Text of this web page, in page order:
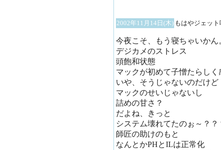
2002年11月14日(木) もはやジェッ
今夜こそ、もう寝ちゃいかん
デジカメのストレス
頭飽和状態
マックが初めて子憎たらしく
いや、そうじゃないのだけど
マックのせいじゃないし
詰めの甘さ？
だよね、きっと
システム壊れてたのぉ～？？
師匠の助けのもと
なんとかPHとILは正常化